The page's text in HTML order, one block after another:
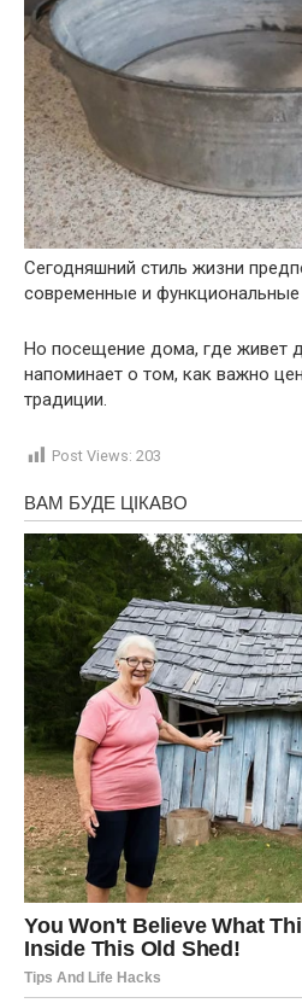
Сегодняшний стиль жизни
современные и
Но посещение дома, где живет
напоминает о том, как важно
традиции.
Post Views: 203